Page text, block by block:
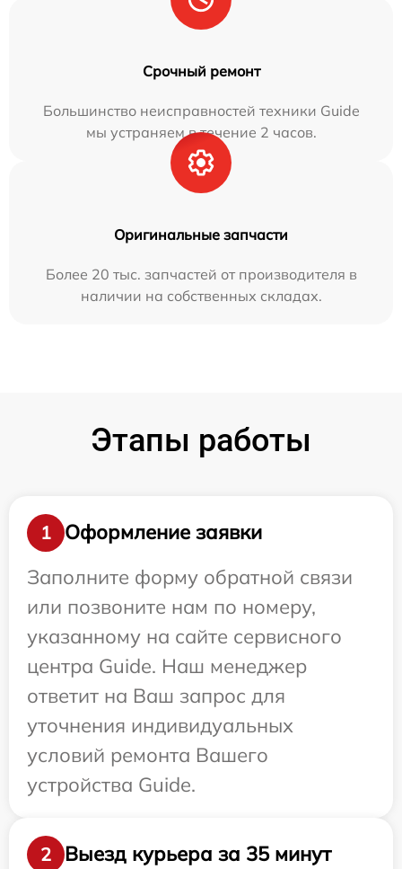
Срочный ремонт
Большинство неисправностей техники Guide
мы устраняем в течение 2 часов.
Оригинальные запчасти
Более 20 тыс. запчастей от производителя в
наличии на собственных складах.
Этапы работы
1
Оформление заявки
Заполните форму обратной связи
или позвоните нам по номеру,
указанному на сайте сервисного
центра Guide. Наш менеджер
ответит на Ваш запрос для
уточнения индивидуальных
условий ремонта Вашего
устройства Guide.
2 Выезд курьера за 35 минут